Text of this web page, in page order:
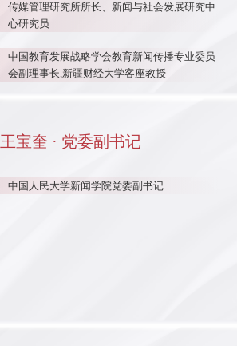
传媒管理研究所所长、新闻与社会发展研究中
心研究员
中国教育发展战略学会教育新闻传播专业委员
会副理事长,新疆财经大学客座教授
王宝奎 · 党委副书记
中国人民大学新闻学院党委副书记